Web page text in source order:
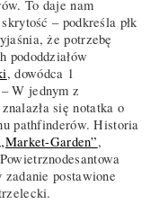
To daje nam
– podkreśla płk
że potrzebę
pododdziałów
, dowódca 1
W jednym z
się notatka o
pathfinderów. Historia
Garden”,
postawione